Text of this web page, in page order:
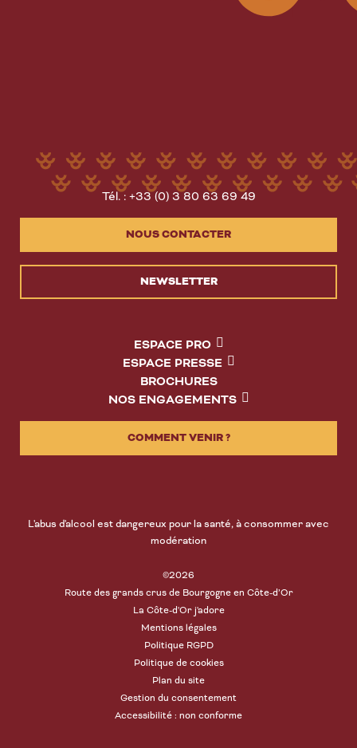
Tél. : +33 (0) 3 80 63 69 49
NOUS CONTACTER
NEWSLETTER
ESPACE PRO
ESPACE PRESSE
BROCHURES
NOS ENGAGEMENTS
COMMENT VENIR ?
L'abus d'alcool est dangereux pour la santé, à consommer avec
modération
©2026
Route des grands crus de Bourgogne en Côte-d’Or
La Côte-d'Or j'adore
Mentions légales
Politique RGPD
Politique de cookies
Plan du site
Gestion du consentement
Accessibilité : non conforme